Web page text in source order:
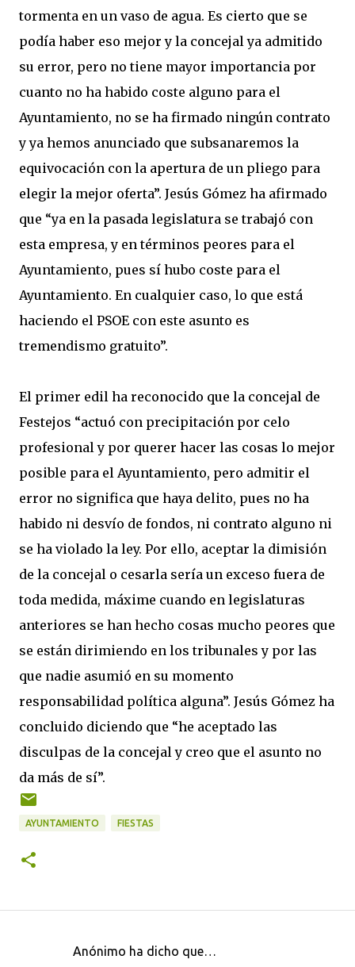
tormenta en un vaso de agua. Es cierto que se
podía haber eso mejor y la concejal ya admitido
su error, pero no tiene mayor importancia por
cuanto no ha habido coste alguno para el
Ayuntamiento, no se ha firmado ningún contrato
y ya hemos anunciado que subsanaremos la
equivocación con la apertura de un pliego para
elegir la mejor oferta”. Jesús Gómez ha afirmado
que “ya en la pasada legislatura se trabajó con
esta empresa, y en términos peores para el
Ayuntamiento, pues sí hubo coste para el
Ayuntamiento. En cualquier caso, lo que está
haciendo el PSOE con este asunto es
tremendismo gratuito”.
El primer edil ha reconocido que la concejal de
Festejos “actuó con precipitación por celo
profesional y por querer hacer las cosas lo mejor
posible para el Ayuntamiento, pero admitir el
error no significa que haya delito, pues no ha
habido ni desvío de fondos, ni contrato alguno ni
se ha violado la ley. Por ello, aceptar la dimisión
de la concejal o cesarla sería un exceso fuera de
toda medida, máxime cuando en legislaturas
anteriores se han hecho cosas mucho peores que
se están dirimiendo en los tribunales y por las
que nadie asumió en su momento
responsabilidad política alguna”. Jesús Gómez ha
concluido diciendo que “he aceptado las
disculpas de la concejal y creo que el asunto no
da más de sí”.
AYUNTAMIENTO FIESTAS
Anónimo ha dicho que…